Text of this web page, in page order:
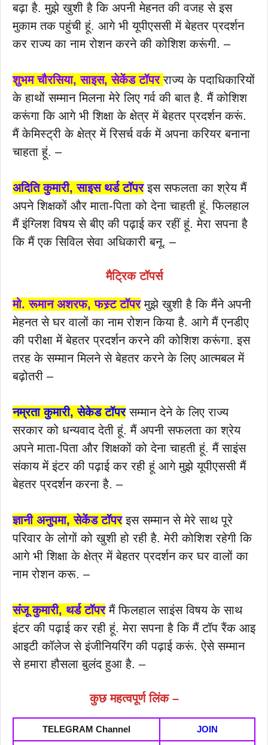
बढ़ा है. मुझे खुशी है कि अपनी मेहनत की वजह से इस
मुकाम तक पहुंची हूं. आगे भी यूपीएससी में बेहतर प्रदर्शन
कर राज्य का नाम रोशन करने की कोशिश करूंगी. –
शुभम चौरसिया, साइस, सेकेंड टॉपरराज्य के पदाधिकारियों
के हाथों सम्मान मिलना मेरे लिए गर्व की बात है. मैं कोशिश
करूंगा कि आगे भी शिक्षा के क्षेत्र में बेहतर प्रदर्शन करूं.
मैं केमिस्ट्री के क्षेत्र में रिसर्च वर्क में अपना करियर बनाना
चाहता हूं. –
अदिति कुमारी, साइस थर्ड टॉपरइस सफलता का श्रेय मैं
अपने शिक्षकों और माता-पिता को देना चाहती हूं. फिलहाल
मैं इंग्लिश विषय से बीए की पढ़ाई कर रहीं हूं. मेरा सपना है
कि मैं एक सिविल सेवा अधिकारी बनू. –
मैट्रिक टॉपर्स
मो. रूमान अशरफ, फस्र्ट टॉपरमुझे खुशी है कि मैंने अपनी
मेहनत से घर वालों का नाम रोशन किया है. आगे मैं एनडीए
की परीक्षा में बेहतर प्रदर्शन करने की कोशिश करूंगा. इस
तरह के सम्मान मिलने से बेहतर करने के लिए आत्मबल में
बढ़ोतरी –
नम्रता कुमारी, सेकेड टॉपरसम्मान देने के लिए राज्य
सरकार को धन्यवाद देती हूं. मैं अपनी सफलता का श्रेय
अपने माता-पिता और शिक्षकों को देना चाहती हूं. मैं साइंस
संकाय में इंटर की पढ़ाई कर रही हूं आगे मुझे यूपीएससी मैं
बेहतर प्रदर्शन करना है. –
ज्ञानी अनुपमा, सेकेंड टॉपरइस सम्मान से मेरे साथ पूरे
परिवार के लोगों को खुशी हो रही है. मेरी कोशिश रहेगी कि
आगे भी शिक्षा के क्षेत्र में बेहतर प्रदर्शन कर घर वालों का
नाम रोशन करू. –
संजू कुमारी, थर्ड टॉपरमैं फिलहाल साइंस विषय के साथ
इंटर की पढ़ाई कर रही हूं. मेरा सपना है कि मैं टॉप रैंक आइ
आइटी कॉलेज से इंजीनियरिंग की पढ़ाई करूं. ऐसे सम्मान
से हमारा हौसला बुलंद हुआ है. –
कुछ महत्वपूर्ण लिंक –
TELEGRAM Channel JOIN